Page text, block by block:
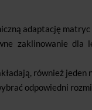
adaptację matryc
zaklinowanie dla
również
odpowiedni